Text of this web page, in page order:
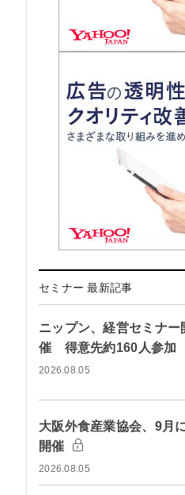
セミナー 最新記事
ニップン、経営セミナー
催 得意先約160人参加
2026.08.05
大阪外食産業協会、9月
開催
2026.08.05